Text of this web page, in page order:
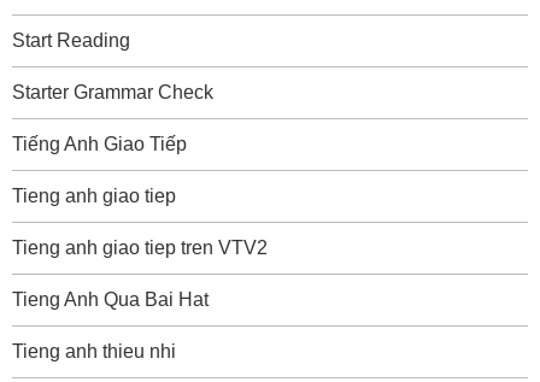
Start Reading
Starter Grammar Check
Tiếng Anh Giao Tiếp
Tieng anh giao tiep
Tieng anh giao tiep tren VTV2
Tieng Anh Qua Bai Hat
Tieng anh thieu nhi